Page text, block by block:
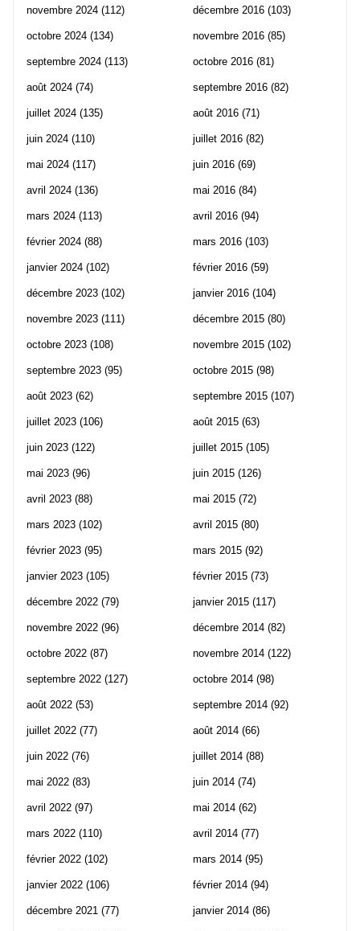
novembre 2024 (112)
octobre 2024 (134)
septembre 2024 (113)
août 2024 (74)
juillet 2024 (135)
juin 2024 (110)
mai 2024 (117)
avril 2024 (136)
mars 2024 (113)
février 2024 (88)
janvier 2024 (102)
décembre 2023 (102)
novembre 2023 (111)
octobre 2023 (108)
septembre 2023 (95)
août 2023 (62)
juillet 2023 (106)
juin 2023 (122)
mai 2023 (96)
avril 2023 (88)
mars 2023 (102)
février 2023 (95)
janvier 2023 (105)
décembre 2022 (79)
novembre 2022 (96)
octobre 2022 (87)
septembre 2022 (127)
août 2022 (53)
juillet 2022 (77)
juin 2022 (76)
mai 2022 (83)
avril 2022 (97)
mars 2022 (110)
février 2022 (102)
janvier 2022 (106)
décembre 2021 (77)
décembre 2016 (103)
novembre 2016 (85)
octobre 2016 (81)
septembre 2016 (82)
août 2016 (71)
juillet 2016 (82)
juin 2016 (69)
mai 2016 (84)
avril 2016 (94)
mars 2016 (103)
février 2016 (59)
janvier 2016 (104)
décembre 2015 (80)
novembre 2015 (102)
octobre 2015 (98)
septembre 2015 (107)
août 2015 (63)
juillet 2015 (105)
juin 2015 (126)
mai 2015 (72)
avril 2015 (80)
mars 2015 (92)
février 2015 (73)
janvier 2015 (117)
décembre 2014 (82)
novembre 2014 (122)
octobre 2014 (98)
septembre 2014 (92)
août 2014 (66)
juillet 2014 (88)
juin 2014 (74)
mai 2014 (62)
avril 2014 (77)
mars 2014 (95)
février 2014 (94)
janvier 2014 (86)